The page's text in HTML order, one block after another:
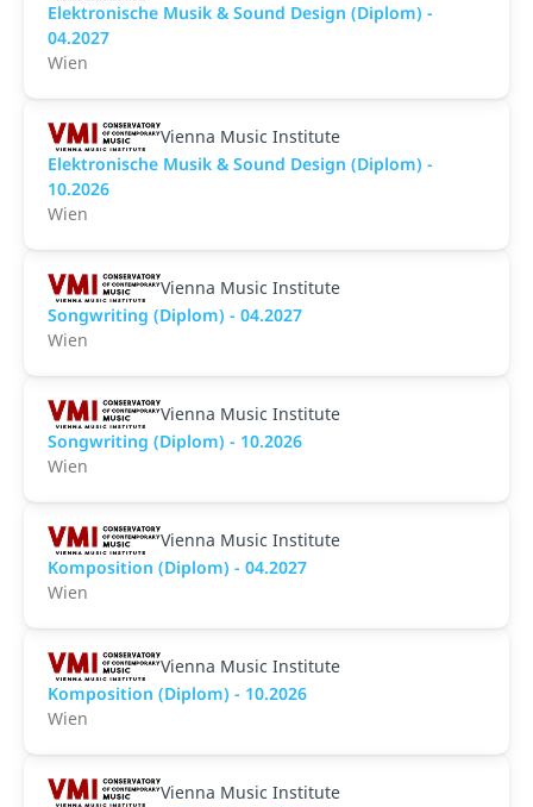
Elektronische Musik & Sound Design (Diplom) -
04.2027
Wien
Vienna Music Institute
Elektronische Musik & Sound Design (Diplom) -
10.2026
Wien
Vienna Music Institute
Songwriting (Diplom) - 04.2027
Wien
Vienna Music Institute
Songwriting (Diplom) - 10.2026
Wien
Vienna Music Institute
Komposition (Diplom) - 04.2027
Wien
Vienna Music Institute
Komposition (Diplom) - 10.2026
Wien
Vienna Music Institute